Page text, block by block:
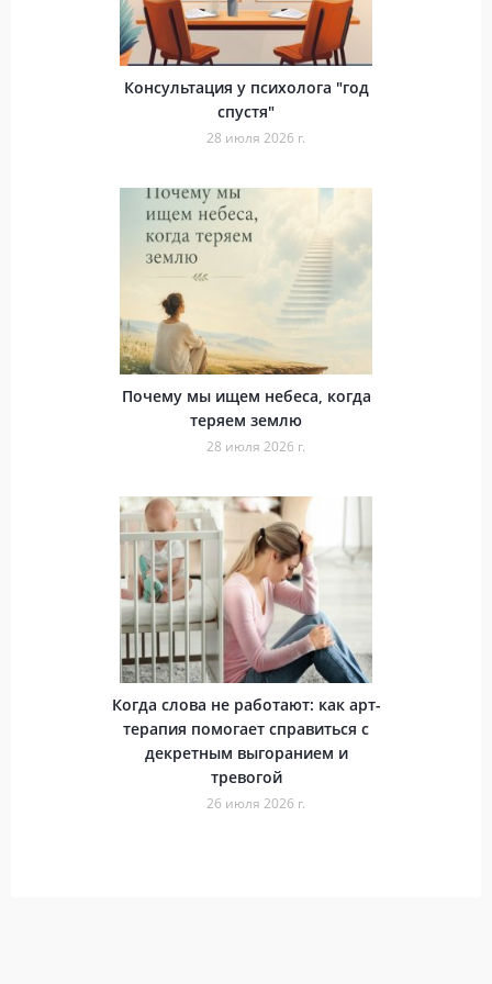
Консультация у психолога "год
спустя"
28 июля 2026 г.
Почему мы ищем небеса, когда
теряем землю
28 июля 2026 г.
Когда слова не работают: как арт-
терапия помогает справиться с
декретным выгоранием и
тревогой
26 июля 2026 г.